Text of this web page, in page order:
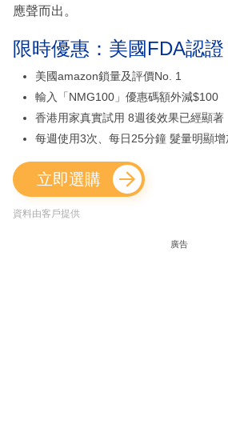
應聲而出。
限時優惠：美國FDA認
美國amazon鎖量及評價No. 1
輸入「NMG100」優惠碼額外減$100
香港用家真實試用 8週後效果已經顯著
每週使用3次、每日25分鐘 髮量明顯增
立即選購
資料由客戶提供
廣告